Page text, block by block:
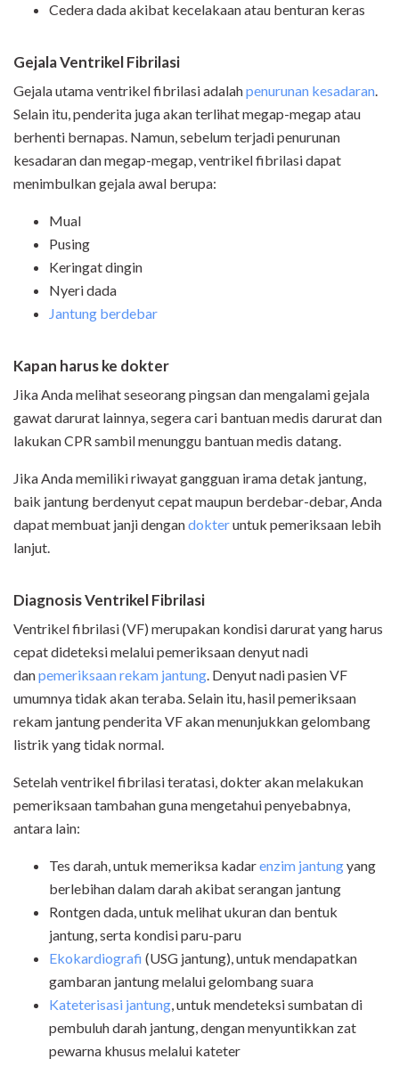
Cedera dada akibat kecelakaan atau benturan keras
Gejala Ventrikel Fibrilasi
Gejala utama ventrikel fibrilasi adalahpenurunan kesadaran.
Selain itu, penderita juga akan terlihat megap-megap atau
berhenti bernapas. Namun, sebelum terjadi penurunan
kesadaran dan megap-megap, ventrikel fibrilasi dapat
menimbulkan gejala awal berupa:
Mual
Pusing
Keringat dingin
Nyeri dada
Jantung berdebar
Kapan harus ke dokter
Jika Anda melihat seseorang pingsan dan mengalami gejala
gawat darurat lainnya, segera cari bantuan medis darurat dan
lakukan CPR sambil menunggu bantuan medis datang.
Jika Anda memiliki riwayat gangguan irama detak jantung,
baik jantung berdenyut cepat maupun berdebar-debar, Anda
dapat membuat janji dengandokteruntuk pemeriksaan lebih
lanjut.
Diagnosis Ventrikel Fibrilasi
Ventrikel fibrilasi (VF) merupakan kondisi darurat yang harus
cepat dideteksi melalui pemeriksaan denyut nadi
danpemeriksaan rekam jantung. Denyut nadi pasien VF
umumnya tidak akan teraba. Selain itu, hasil pemeriksaan
rekam jantung penderita VF akan menunjukkan gelombang
listrik yang tidak normal.
Setelah ventrikel fibrilasi teratasi, dokter akan melakukan
pemeriksaan tambahan guna mengetahui penyebabnya,
antara lain:
Tes darah, untuk memeriksa kadarenzim jantungyang
berlebihan dalam darah akibat serangan jantung
Rontgen dada, untuk melihat ukuran dan bentuk
jantung, serta kondisi paru-paru
Ekokardiografi (USG jantung), untuk mendapatkan
gambaran jantung melalui gelombang suara
Kateterisasi jantung, untuk mendeteksi sumbatan di
pembuluh darah jantung, dengan menyuntikkan zat
pewarna khusus melalui kateter